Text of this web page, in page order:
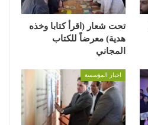
تحت شعار (اقرأ كتابا وخذه
هدية) معرضاً للكتاب
المجاني
اخبار المؤسسة